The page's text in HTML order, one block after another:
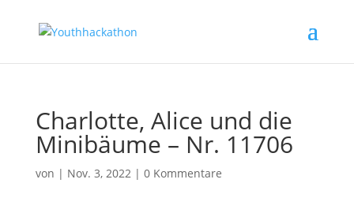
Charlotte, Alice und die
Minibäume – Nr. 11706
von | Nov. 3, 2022| 0 Kommentare